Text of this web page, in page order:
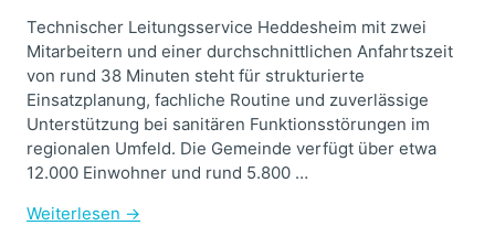
Technischer Leitungsservice Heddesheim mit zwei
Mitarbeitern und einer durchschnittlichen Anfahrtszeit
von rund 38 Minuten steht für strukturierte
Einsatzplanung, fachliche Routine und zuverlässige
Unterstützung bei sanitären Funktionsstörungen im
regionalen Umfeld. Die Gemeinde verfügt über etwa
12.000 Einwohner und rund 5.800 …
Weiterlesen →